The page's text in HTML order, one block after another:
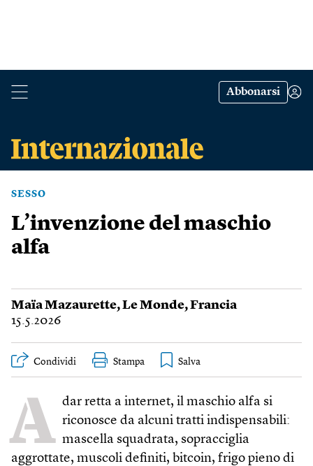
Abbonarsi
SESSO
L’invenzione del maschio
alfa
Maïa Mazaurette,Le Monde,Francia
15.5.2026
Condividi Stampa
A dar retta a internet, il maschio alfa si
riconosce da alcuni tratti indispensabili:
mascella squadrata, sopracciglia
aggrottate, muscoli definiti, bitcoin, frigo pieno di